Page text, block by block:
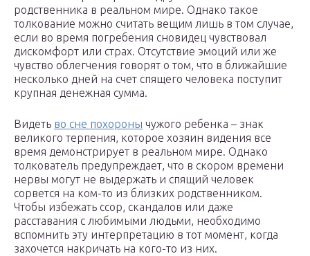
родственника в реальном мире. Однако такое
толкование можно считать вещим лишь в том случае,
если во время погребения сновидец чувствовал
дискомфорт или страх. Отсутствие эмоций или же
чувство облегчения говорят о том, что в ближайшие
несколько дней на счет спящего человека поступит
крупная денежная сумма.
Видеть во сне похороны чужого ребенка – знак
великого терпения, которое хозяин видения все
время демонстрирует в реальном мире. Однако
толкователь предупреждает, что в скором времени
нервы могут не выдержать и спящий человек
сорвется на ком-то из близких родственником.
Чтобы избежать ссор, скандалов или даже
расставания с любимыми людьми, необходимо
вспомнить эту интерпретацию в тот момент, когда
захочется накричать на кого-то из них.